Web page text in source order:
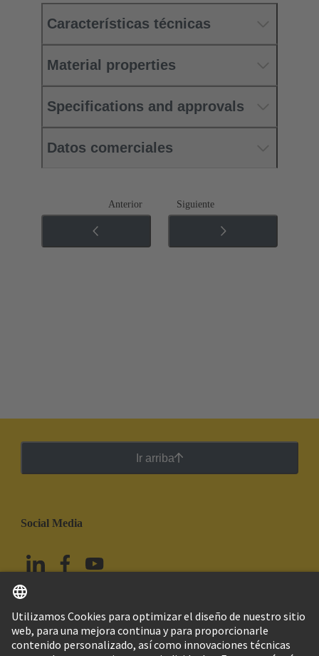
Características técnicas
Material properties
Specifications and approvals
Datos comerciales
Anterior Siguiente
Ir arriba
Social Media
México Español